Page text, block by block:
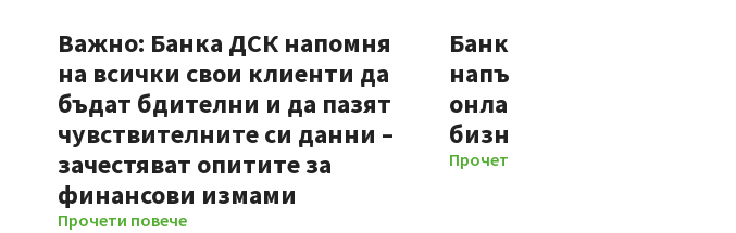
Важно: Банка ДСК напомня
на всички свои клиенти да
бъдат бдителни и да пазят
чувствителните си данни –
зачестяват опитите за
финансови измами
Прочети повече
Банка ДСК стартира
напълно
онлайн процес за нови
бизнес клиенти
Прочети повече